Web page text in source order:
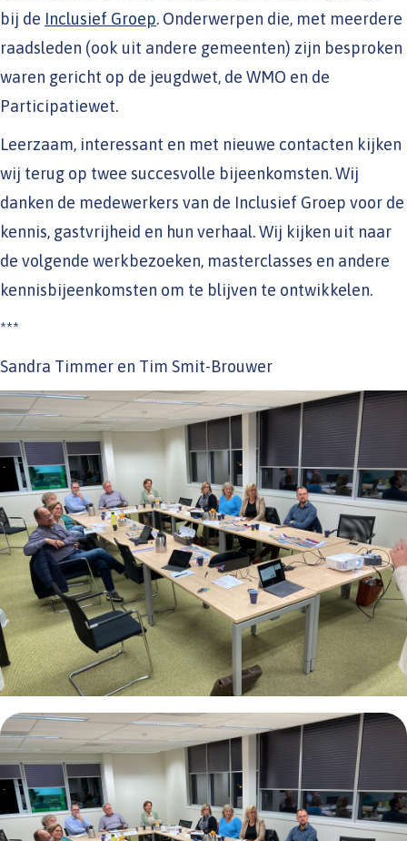
bij de Inclusief Groep. Onderwerpen die, met meerdere
raadsleden (ook uit andere gemeenten) zijn besproken
waren gericht op de jeugdwet, de WMO en de
Participatiewet.
Leerzaam, interessant en met nieuwe contacten kijken
wij terug op twee succesvolle bijeenkomsten. Wij
danken de medewerkers van de Inclusief Groep voor de
kennis, gastvrijheid en hun verhaal. Wij kijken uit naar
de volgende werkbezoeken, masterclasses en andere
kennisbijeenkomsten om te blijven te ontwikkelen.
***
Sandra Timmer en Tim Smit-Brouwer